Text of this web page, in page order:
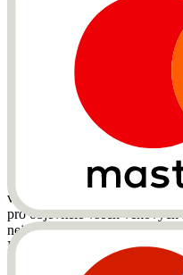
Zugerberg (Foto: Zug
Proslulé svými zahradami a
vědeckého centra Technorama
pro objevitele všech
největší pěší zóna ve
Blízké lesy a vinice zvou na